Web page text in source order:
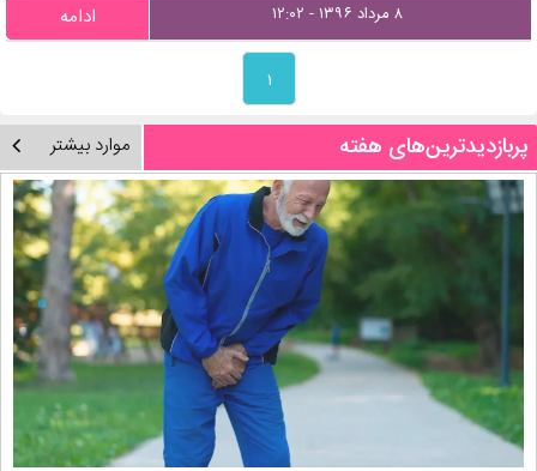
۸ مرداد ۱۳۹۶ - ۱۲:۰۲ ادامه
۱
پربازدیدترین‌های هفته موارد بیشتر